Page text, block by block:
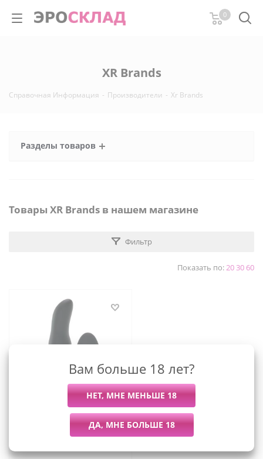
0
XR Brands
Справочная Информация - Производители - Xr Brands
Разделы товаров
Товары XR Brands в нашем магазине
Фильтр
Показать по:203060
Массажер простаты с
эффектом римминга
Rimmers модель M, 15х4
см
руб./шт
Вам больше 18 лет?